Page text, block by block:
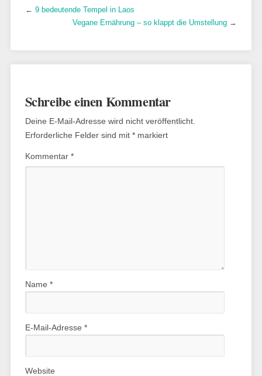
← 9 bedeutende Tempel in Laos
Vegane Ernährung – so klappt die Umstellung →
Schreibe einen Kommentar
Deine E-Mail-Adresse wird nicht veröffentlicht.
Erforderliche Felder sind mit *markiert
Kommentar *
Name *
E-Mail-Adresse *
Website